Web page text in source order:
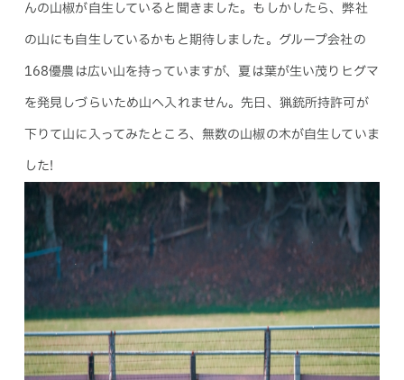
んの山椒が自生していると聞きました。もしかしたら、弊社
の山にも自生しているかもと期待しました。グループ会社の
168優農は広い山を持っていますが、夏は葉が生い茂りヒグマ
を発見しづらいため山へ入れません。先日、猟銃所持許可が
下りて山に入ってみたところ、無数の山椒の木が自生していま
した!